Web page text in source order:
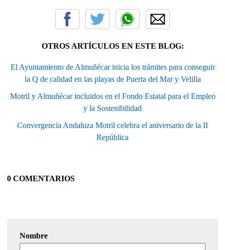
OTROS ARTÍCULOS EN ESTE BLOG:
El Ayuntamiento de Almuñécar inicia los trámites para conseguir
la Q de calidad en las playas de Puerta del Mar y Velilla
Motril y Almuñécar incluidos en el Fondo Estatal para el Empleo
y la Sostenibilidad
Convergencia Andaluza Motril celebra el aniversario de la II
República
0 COMENTARIOS
Nombre